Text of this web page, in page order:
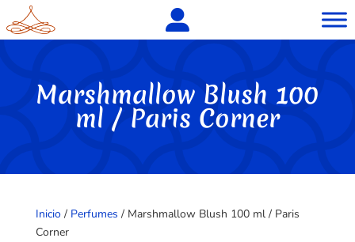
Marshmallow Blush 100
ml / Paris Corner
Inicio/ Perfumes / Marshmallow Blush 100 ml / Paris
Corner